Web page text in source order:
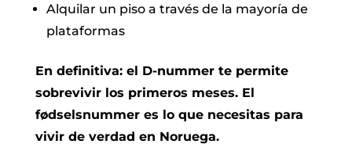
Alquilar un piso a través de la mayoría de
plataformas
En definitiva: el D-nummer te permite
sobrevivir los primeros meses. El
fødselsnummer es lo que necesitas para
vivir de verdad en Noruega.